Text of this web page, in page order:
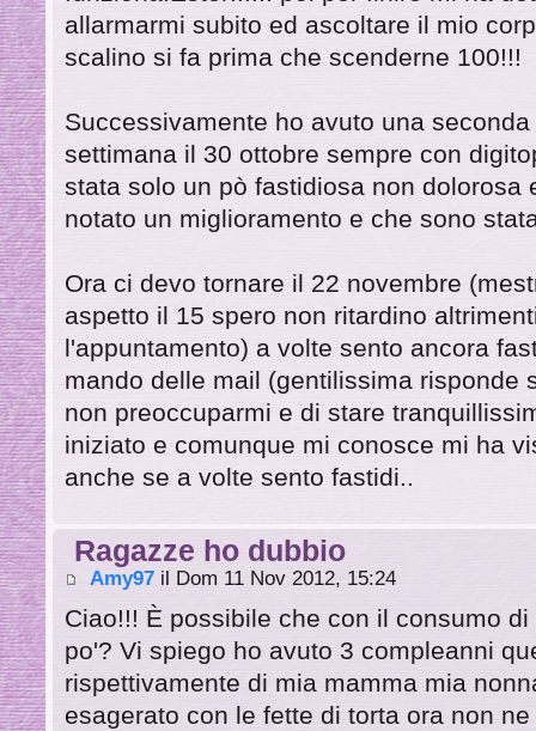
allarmarmi subito ed ascoltare il mio
scalino si fa prima che scenderne 100!!!
Successivamente ho avuto una
settimana il 30 ottobre sempre con
stata solo un pò fastidiosa non dolorosa
notato un miglioramento e che sono
Ora ci devo tornare il 22 novembre
aspetto il 15 spero non ritardino
l'appuntamento) a volte sento ancora
mando delle mail (gentilissima risponde
non preoccuparmi e di stare
iniziato e comunque mi conosce mi ha
anche se a volte sento fastidi..
Ragazze ho dubbio
Amy97 il Dom 11 Nov 2012, 15:24
Ciao!!! È possibile che con il consumo
po'? Vi spiego ho avuto 3 compleanni
rispettivamente di mia mamma mia
esagerato con le fette di torta ora non